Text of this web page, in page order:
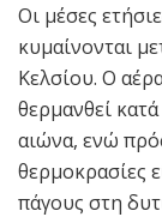
Οι μέσες
κυμαίνονται
Κελσίου. Ο
θερμανθεί
αιώνα, ενώ
θερμοκρασίες
πάγους στη